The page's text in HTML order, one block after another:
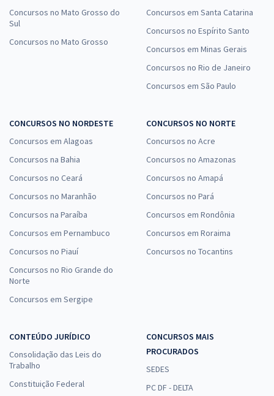
Concursos no Mato Grosso do
Sul
Concursos no Mato Grosso
Concursos em Santa Catarina
Concursos no Espírito Santo
Concursos em Minas Gerais
Concursos no Rio de Janeiro
Concursos em São Paulo
CONCURSOS NO NORDESTE
Concursos em Alagoas
Concursos na Bahia
Concursos no Ceará
Concursos no Maranhão
Concursos na Paraíba
Concursos em Pernambuco
Concursos no Piauí
Concursos no Rio Grande do
Norte
Concursos em Sergipe
CONCURSOS NO NORTE
Concursos no Acre
Concursos no Amazonas
Concursos no Amapá
Concursos no Pará
Concursos em Rondônia
Concursos em Roraima
Concursos no Tocantins
CONTEÚDO JURÍDICO
Consolidação das Leis do
Trabalho
Constituição Federal
CONCURSOS MAIS
PROCURADOS
SEDES
PC DF - DELTA